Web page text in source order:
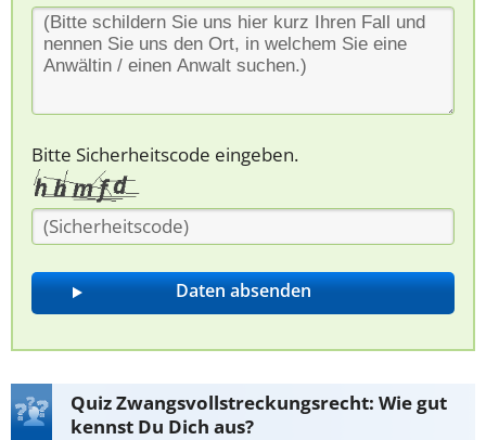
Bitte Sicherheitscode eingeben.
Quiz Zwangsvollstreckungsrecht: Wie gut
kennst Du Dich aus?